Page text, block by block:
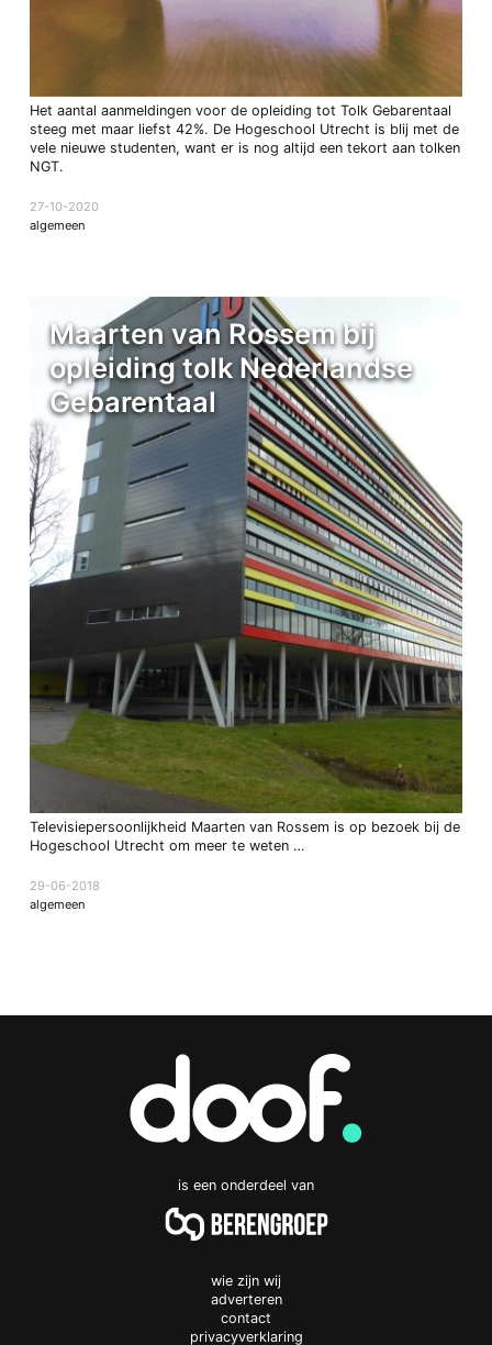
Het aantal aanmeldingen voor de opleiding tot Tolk Gebarentaal
steeg met maar liefst 42%. De Hogeschool Utrecht is blij met de
vele nieuwe studenten, want er is nog altijd een tekort aan tolken
NGT.
27-10-2020
algemeen
Maarten van Rossem bij
opleiding tolk Nederlandse
Gebarentaal
Televisiepersoonlijkheid Maarten van Rossem is op bezoek bij de
Hogeschool Utrecht om meer te weten …
29-06-2018
algemeen
is een onderdeel van
wie zijn wij
adverteren
contact
privacyverklaring